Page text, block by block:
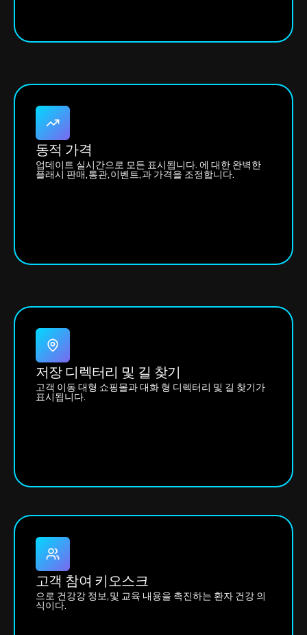
동적 가격
업데이트 실시간으로 모든 표시됩니다. 에 대한 완벽한
플래시 판매,통관,이벤트,과 가격을 조정합니다.
저장 디렉터리 및 길 찾기
고객 이동 대형 쇼핑몰과 대화 형 디렉터리 및 길 찾기가
표시됩니다.
고객 참여 키오스크
으로 건강강 정보,및 교육 내용을 촉진하는 환자 건강 의
식이다.